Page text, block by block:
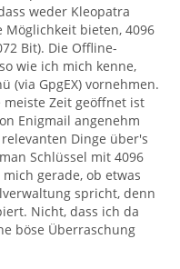
weder Kleopatra
Möglichkeit bieten, 4096
Bit). Die Offline-
wie ich mich kenne,
(via GpgEX) vornehmen.
Zeit geöffnet ist
Enigmail angenehm
Dinge über's
Schlüssel mit 4096
gerade, ob etwas
spricht, denn
Nicht, dass ich da
böse Überraschung